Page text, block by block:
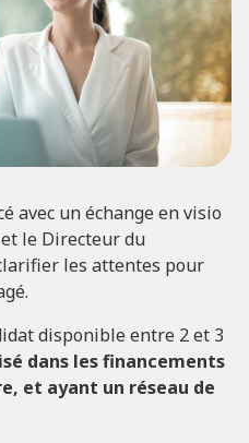
avec un échange en visio
le Directeur du
les attentes pour
disponible entre 2 et 3
dans les financements
et ayant un réseau de